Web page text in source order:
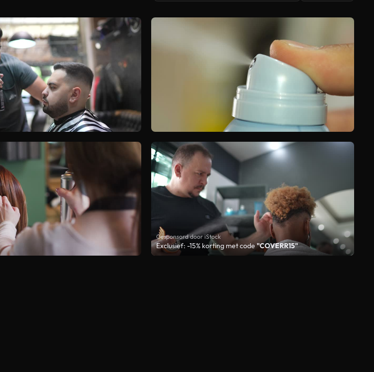
Gesponsord door iStock
Exclusief: -15% korting met code"COVERR15"